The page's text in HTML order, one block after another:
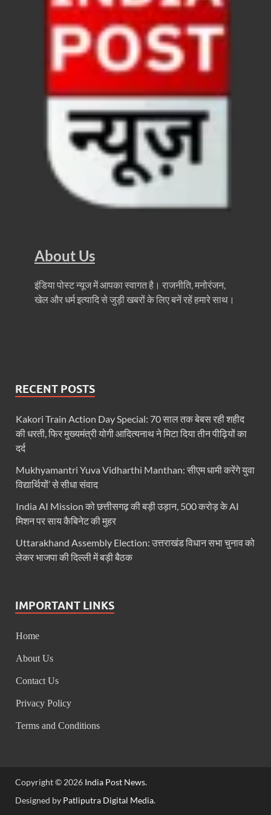
Nitin Nabin News: चुनाव में प्रचंड बहुमत में बीएलए 2 ने
Northern Railway News: उत्तर रेलवे ने हिमाचल
UP Rain Basera: योगी सरकार यात्रियों की सुरक्षा के
Nidhi Yojana: उत्तर प्रदेश में महिला उद्यमिता को मिला
Indramani Badoni Jayanti: उत्तराखंड के गांधी को सीएम
CM Yogi meets Sify Chairman Raju Vegesna:
Nitin Nabin Bihar Visit: बिहार दौरे पर रहेंगे बीजेपी के
Kisan Samman Diwas: किसान सम्मान दिवस’ मनाएगी
FCI News: पहली बार फूड कॉर्पोरेशन ऑफ इंडिया (FCI)
Delhi Air Pollution: फेफड़ों के लिए कितनी खतरनाक हुई
UP Cough Syrup Issue: कोडीन युक्त कफ सिरप मामले
UP Road Safty: सड़क सुरक्षा के लिए मुख्यमंत्री का 4-ई
KP Maurya Statement: माफिया और समाजवादी पार्टी
FSSAI: जांच में अंडे पूरी तरह सुरक्षित पाए गए: FSSAI
Chronic Kidney Disease: क्रोनिक किडनी डिजीज
Soil To Silk Exhibition: सॉइल टू सिल्क’ की अनूठी
BJP Working President Nitin Nabin: कौन है नितिन
About Us
इंडिया पोस्ट न्यूज में आपका स्वागत है। राजनीति, मनोरंजन,
खेल और धर्म इत्यादि से जुड़ी खबरों के लिए बनें रहें हमारे साथ।
RECENT POSTS
Kakori Train Action Day Special: 70 साल तक बेबस रही शहीद
की धरती, फिर मुख्यमंत्री योगी आदित्यनाथ ने मिटा दिया तीन पीढ़ियों का
दर्द
Mukhyamantri Yuva Vidharthi Manthan: सीएम धामी करेंगे युवा
विद्यार्थियों’ से सीधा संवाद
India AI Mission को छत्तीसगढ़ की बड़ी उड़ान, 500 करोड़ के AI
मिशन पर साय कैबिनेट की मुहर
Uttarakhand Assembly Election: उत्तराखंड विधान सभा चुनाव को
लेकर भाजपा की दिल्ली में बड़ी बैठक
IMPORTANT LINKS
Home
About Us
Contact Us
Privacy Policy
Terms and Conditions
Copyright © 2026 India Post News.
Designed by Patliputra Digital Media.